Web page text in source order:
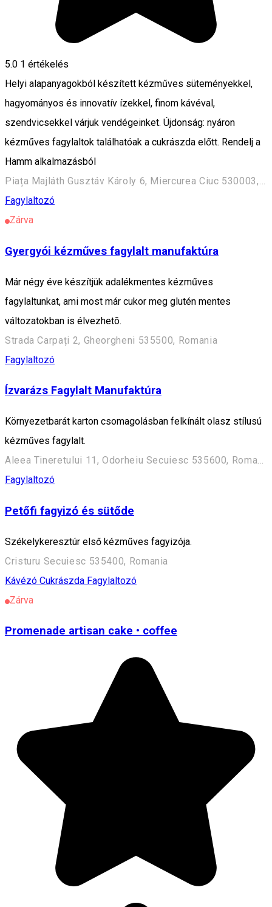
5.0 1 értékelés
Helyi alapanyagokból készített kézműves süteményekkel,
hagyományos és innovatív ízekkel, finom kávéval,
szendvicsekkel várjuk vendégeinket. Újdonság: nyáron
kézműves fagylaltok találhatóak a cukrászda előtt. Rendelj a
Hamm alkalmazásból
Piața Majláth Gusztáv Károly 6, Miercurea Ciuc 530003, Romania
Fagylaltozó
Zárva
Gyergyói kézműves fagylalt manufaktúra
Már négy éve készítjük adalékmentes kézműves
fagylaltunkat, ami most már cukor meg glutén mentes
változatokban is élvezhetõ.
Strada Carpați 2, Gheorgheni 535500, Romania
Fagylaltozó
Ízvarázs Fagylalt Manufaktúra
Környezetbarát karton csomagolásban felkínált olasz stílusú
kézműves fagylalt.
Aleea Tineretului 11, Odorheiu Secuiesc 535600, Romania
Fagylaltozó
Petőfi fagyizó és sütőde
Székelykeresztúr első kézműves fagyizója.
Cristuru Secuiesc 535400, Romania
Kávézó Cukrászda Fagylaltozó
Zárva
Promenade artisan cake • coffee